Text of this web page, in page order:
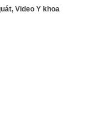
, Video Y khoa